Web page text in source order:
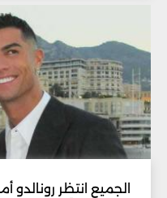
الجميع انتظر رونالدو